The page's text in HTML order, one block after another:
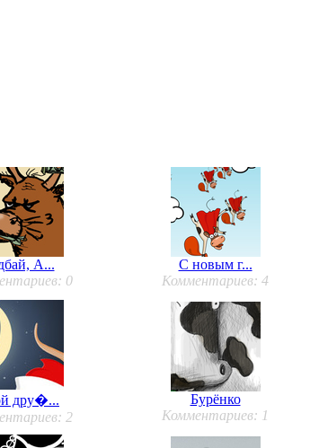
А...
0
С новым г...
Комментариев: 4
дру�...
2
Бурёнко
Комментариев: 1